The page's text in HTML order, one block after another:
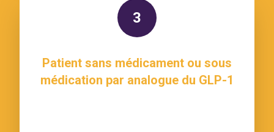
3
Patient sans médicament ou sous
médication par analogue du GLP-1